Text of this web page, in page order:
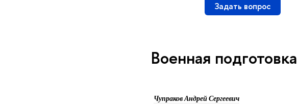
Задать вопрос
Военная подготовка
Чупраков Андрей Сергеевич